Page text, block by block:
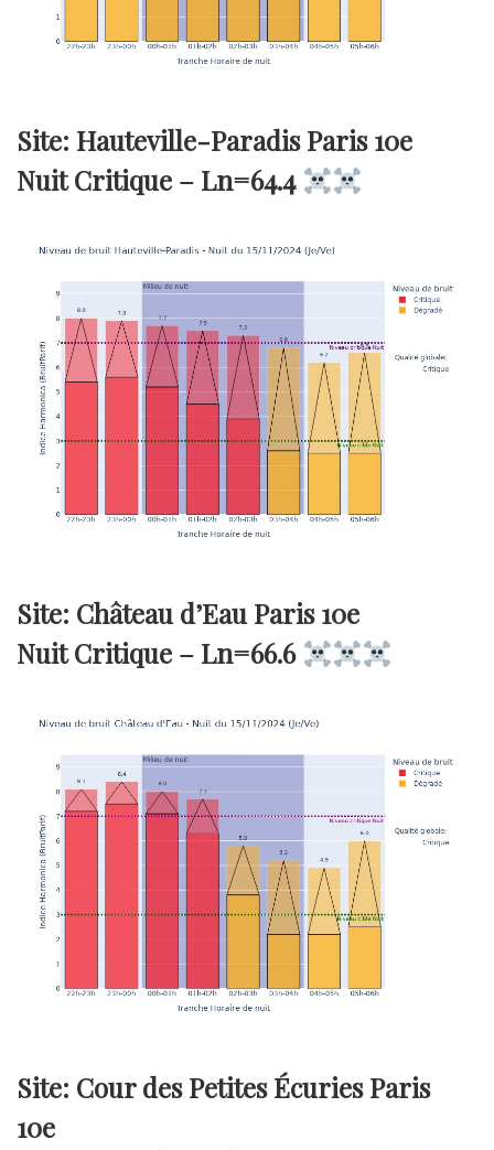
Site: Hauteville-Paradis Paris 10e
Nuit Critique – Ln=64.4
Site: Château d’Eau Paris 10e
Nuit Critique – Ln=66.6
Site: Cour des Petites Écuries Paris
10e